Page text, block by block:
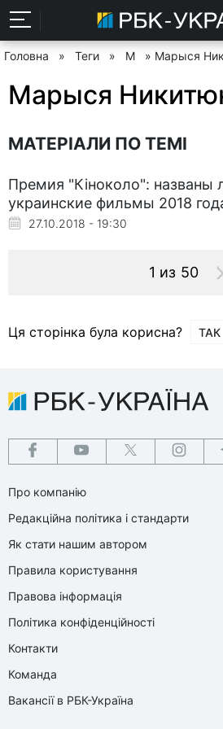
Головна » Теги » М » Марыся
Марыся
МАТЕРІАЛИ ПО ТЕМІ
Премия "Кіноколо": названы
украинские фильмы 2018
27.10.2018 - 19:30
1 из 50
Ця сторінка була корисна? ТАК
Про компанію
Редакційна політика і стандарти
Як стати нашим автором
Правила користування
Правова інформація
Політика конфіденційності
Контакти
Команда
Вакансії в РБК-Україна